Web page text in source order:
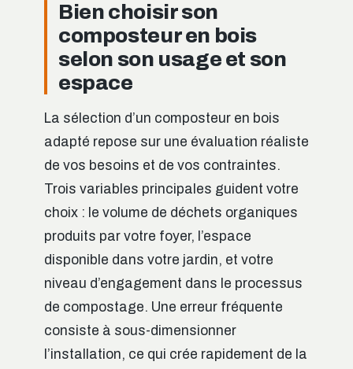
Bien choisir son
composteur en bois
selon son usage et son
espace
La sélection d’un composteur en bois
adapté repose sur une évaluation réaliste
de vos besoins et de vos contraintes.
Trois variables principales guident votre
choix : le volume de déchets organiques
produits par votre foyer, l’espace
disponible dans votre jardin, et votre
niveau d’engagement dans le processus
de compostage. Une erreur fréquente
consiste à sous-dimensionner
l’installation, ce qui crée rapidement de la